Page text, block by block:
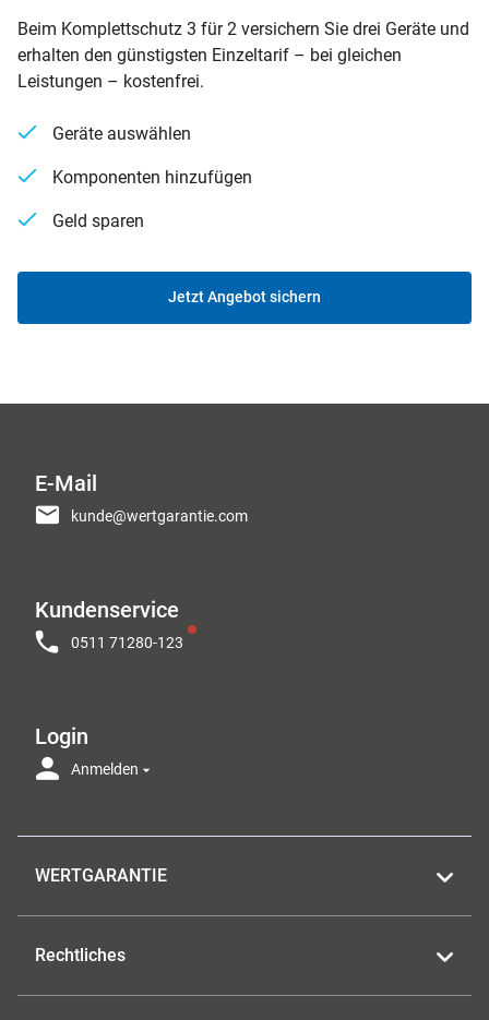
Beim Komplettschutz 3 für 2 versichern Sie drei Geräte und
erhalten den günstigsten Einzeltarif – bei gleichen
Leistungen – kostenfrei.
Geräte auswählen
Komponenten hinzufügen
Geld sparen
Jetzt Angebot sichern
E-Mail
kunde@wertgarantie.com
Kundenservice
0511 71280-123
Login
Anmelden
WERTGARANTIE
Rechtliches